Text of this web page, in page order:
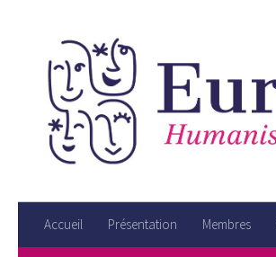
Accueil Présentation Membres